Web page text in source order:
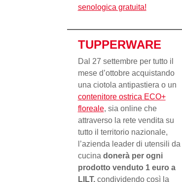
senologica gratuita!
TUPPERWARE
Dal 27 settembre per tutto il
mese d’ottobre acquistando
una ciotola antipastiera o un
contenitore ostrica ECO+
floreale, sia online che
attraverso la rete vendita su
tutto il territorio nazionale,
l’azienda leader di utensili da
cucina donerà per ogni
prodotto venduto 1 euro a
LILT,condividendo così la